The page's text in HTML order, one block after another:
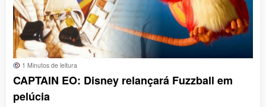
1 Minutos de leitura
CAPTAIN EO: Disney relançará Fuzzball em
pelúcia